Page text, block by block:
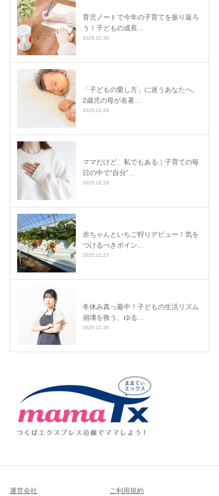
育児ノートで今年の子育てを振り返ろ
う！子どもの成長…
2025.12.30
「子どもの愛し方」に迷うあなたへ。
2歳児の母が名著…
2025.12.29
ママだけど、私でもある｜子育ての毎
日の中で“自分”…
2025.12.28
赤ちゃんといちご狩りデビュー！気を
つけるべきポイン…
2025.12.27
冬休み真っ最中！子どもの生活リズム
崩壊を救う、ゆる…
2025.12.26
運営会社 ご利用規約